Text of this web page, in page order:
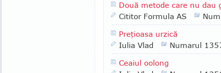
Două metode care nu dau
Cititor Formula AS
Preţioasa urzică
Iulia Vlad
Numarul
Ceaiul oolong